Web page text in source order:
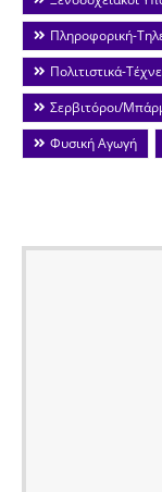
Πληροφορική-
Πολιτιστικά-
Σερβιτόροι/
Φυσική Αγωγή